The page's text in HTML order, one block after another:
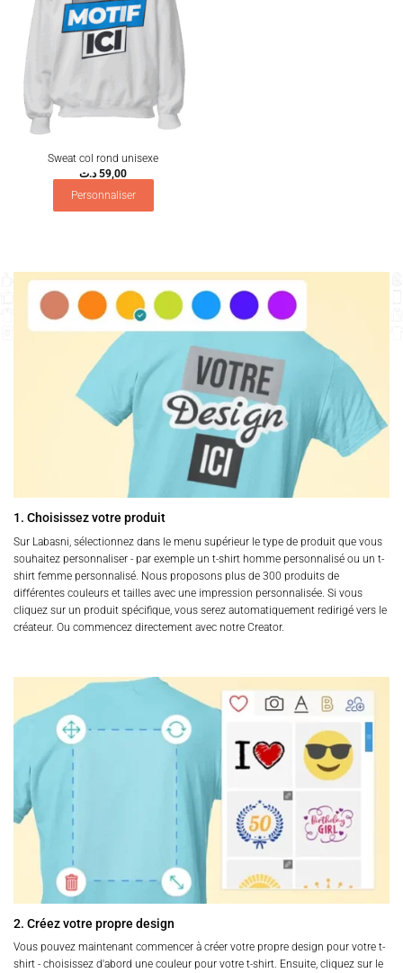
Sweat col rond unisexe
59,00 د.ت
Personnaliser
1. Choisissez votre produit
Sur Labasni, sélectionnez dans le menu supérieur le type de produit que vous
souhaitez personnaliser - par exemple un t-shirt homme personnalisé ou un t-
shirt femme personnalisé. Nous proposons plus de 300 produits de
différentes couleurs et tailles avec une impression personnalisée. Si vous
cliquez sur un produit spécifique, vous serez automatiquement redirigé vers le
créateur. Ou commencez directement avec notre Creator.
2. Créez votre propre design
Vous pouvez maintenant commencer à créer votre propre design pour votre t-
shirt - choisissez d'abord une couleur pour votre t-shirt. Ensuite, cliquez sur le